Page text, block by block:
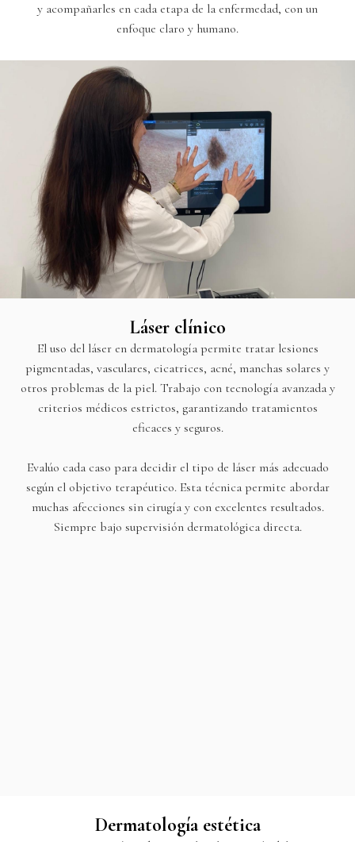
y acompañarles en cada etapa de la enfermedad, con un
enfoque claro y humano.
Láser clínico
El uso del láser en dermatología permite tratar lesiones
pigmentadas, vasculares, cicatrices, acné, manchas solares y
otros problemas de la piel. Trabajo con tecnología avanzada y
criterios médicos estrictos, garantizando tratamientos
eficaces y seguros.
Evalúo cada caso para decidir el tipo de láser más adecuado
según el objetivo terapéutico. Esta técnica permite abordar
muchas afecciones sin cirugía y con excelentes resultados.
Siempre bajo supervisión dermatológica directa.
Dermatología estética